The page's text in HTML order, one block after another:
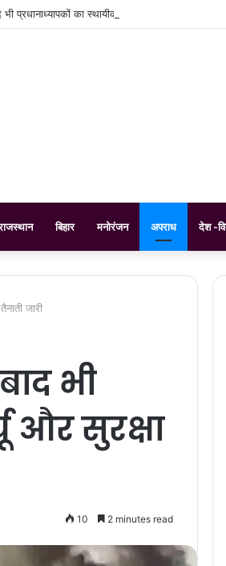
का स्थायीकरण नहीं, प्रमोशन पर भी
बिहार मनोरंजन अपराध देश -
जारी
भी
और सुरक्षा
10 2 minutes read